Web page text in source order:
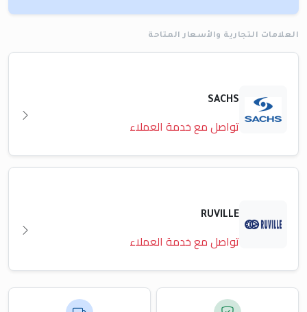
العلامات التجارية والأسعار المتاحة
SACHS
تواصل مع خدمة العملاء
RUVILLE
تواصل مع خدمة العملاء